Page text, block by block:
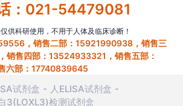
：021-54479081
供科研使用，不用于人体及临床诊断！
，销售二部：15921990938，销售三
销售四部：13524933321，销售五部：
六部：17740839645
试剂盒
人ELISA试剂盒
3(LOXL3)检测试剂盒